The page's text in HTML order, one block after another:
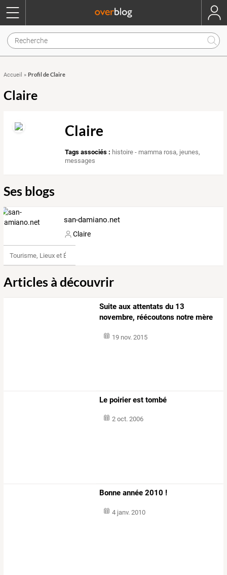
Accueil » Profil de Claire
Claire
Claire
Tags associés : histoire - mamma rosa, jeunes,
messages
Ses blogs
san-damiano.net
Claire
Tourisme, Lieux et Événements
Articles à découvrir
Suite aux attentats du 13
novembre, réécoutons notre mère
19 nov. 2015
Le poirier est tombé
2 oct. 2006
Bonne année 2010 !
4 janv. 2010